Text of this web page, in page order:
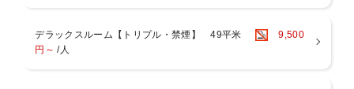
お部屋には便利なスパバッグもご用意。客室用スリッパとナイトウェ
アご着用でお越しいただけます。
デラックスルーム【トリプル・禁煙】 49平米
9,500
円～ /人